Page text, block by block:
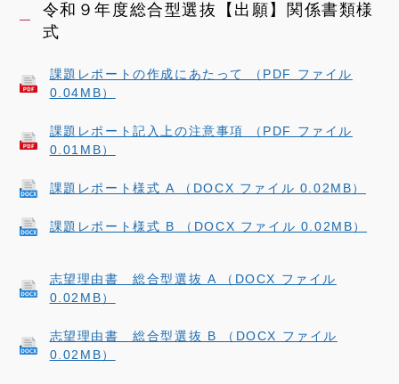
令和９年度総合型選抜【出願】関係書類様
式
課題レポートの作成にあたって （PDF ファイル
0.04MB）
課題レポート記入上の注意事項 （PDF ファイル
0.01MB）
課題レポート様式 A （DOCX ファイル 0.02MB）
課題レポート様式 B （DOCX ファイル 0.02MB）
志望理由書 総合型選抜 A （DOCX ファイル
0.02MB）
志望理由書 総合型選抜 B （DOCX ファイル
0.02MB）